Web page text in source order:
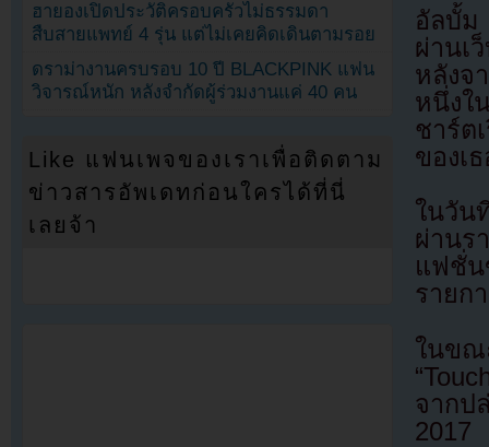
อัลบั้ม
ผ่านเ
หลังจ
หนึ่ง
ชาร์ต
ของเ
ในวัน
ผ่านร
แฟชั่น
รายก
ในข
จากป
2017
ฮายองเปิดประวัติครอบครัวไม่ธรรมดา
สืบสายแพทย์ 4 รุ่น แต่ไม่เคยคิดเดินตามรอย
ดราม่างานครบรอบ 10 ปี BLACKPINK แฟน
วิจารณ์หนัก หลังจำกัดผู้ร่วมงานแค่ 40 คน
Like แฟนเพจของเราเพื่อติดตาม
ข่าวสารอัพเดทก่อนใครได้ที่นี่
เลยจ้า